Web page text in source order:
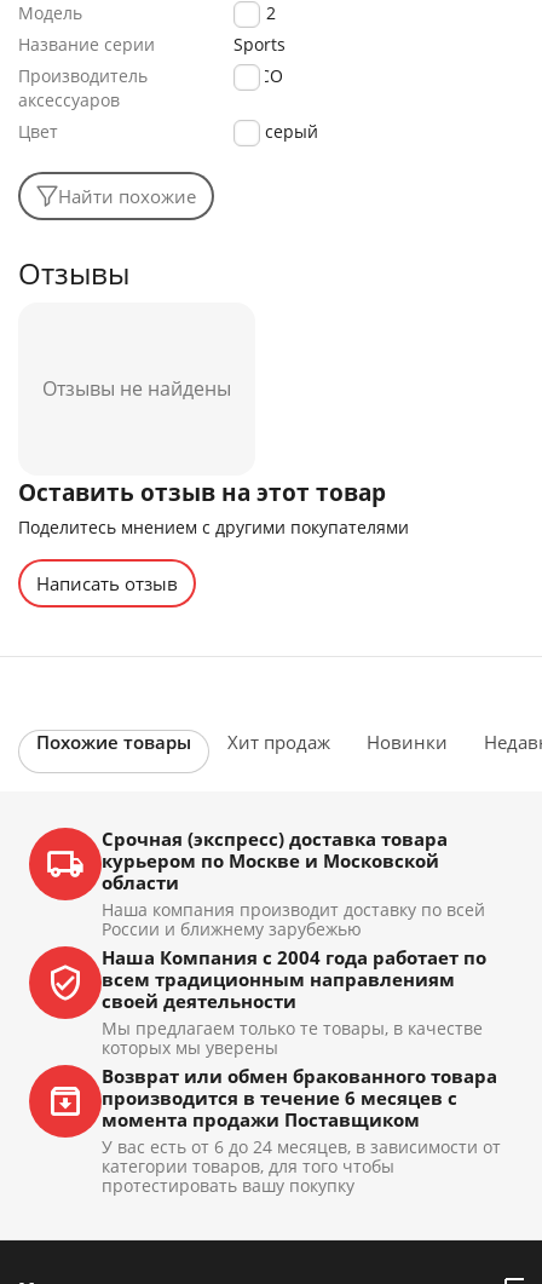
Модель
HC12
Название серии
Sports
Производитель
аксессуаров
HOCO
Цвет серый
Найти похожие
Отзывы
Отзывы не найдены
Оставить отзыв на этот товар
Поделитесь мнением с другими покупателями
Написать отзыв
Похожие товары Хит продаж Новинки
Срочная (экспресс) доставка товара
курьером по Москве и Московской
области
Наша компания производит доставку по всей
России и ближнему зарубежью
Наша Компания с 2004 года работает по
всем традиционным направлениям
своей деятельности
Мы предлагаем только те товары, в качестве
которых мы уверены
Возврат или обмен бракованного товара
производится в течение 6 месяцев с
момента продажи Поставщиком
У вас есть от 6 до 24 месяцев, в зависимости от
категории товаров, для того чтобы
протестировать вашу покупку